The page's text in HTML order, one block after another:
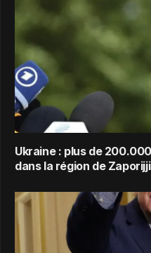
Ukraine : plus de
dans la région de